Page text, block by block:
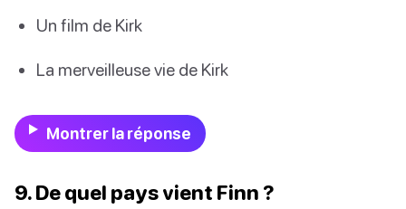
Un film de Kirk
La merveilleuse vie de Kirk
Montrer la réponse
9. De quel pays vient Finn ?